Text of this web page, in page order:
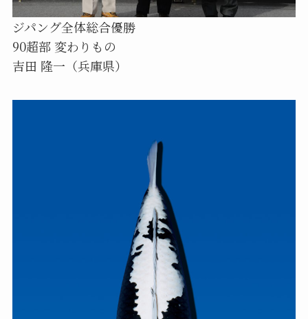
ジパング全体総合優勝
90超部 変わりもの
吉田 隆一（兵庫県）